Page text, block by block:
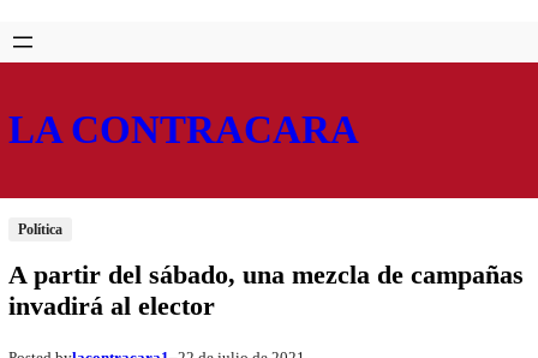
Saltar
al
Skip
to
LA CONTRACARA
Política
A partir del sábado, una mezcla de campañas
invadirá al elector